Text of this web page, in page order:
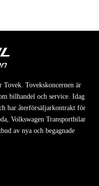
Tovek. Tovekskoncernen är
bilhandel och service. Idag
har återförsäljarkontrakt för
Volkswagen Transportbilar
av nya och begagnade